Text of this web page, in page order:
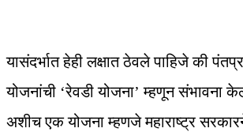
यासंदर्भात हेही लक्षात ठेवले पाहिजे की
योजनांची ‘रेवडी योजना’ म्हणून संभावना
अशीच एक योजना म्हणजे महाराष्ट्र